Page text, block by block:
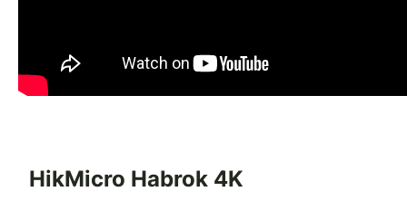
HikMicro Habrok 4K